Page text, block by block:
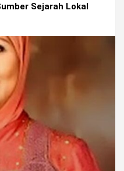
Sejarah Lokal